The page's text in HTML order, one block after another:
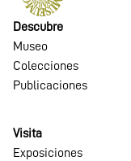
Descubre
Museo
Colecciones
Publicaciones
Visita
Exposiciones